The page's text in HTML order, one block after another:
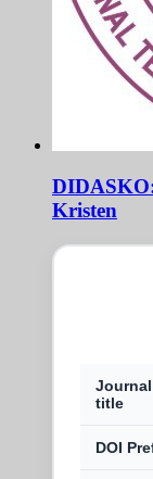
Kristen
Journal
title
DOI